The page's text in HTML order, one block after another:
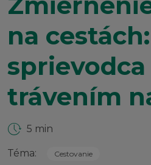
na cestách:
trávením
5 min
Téma: Cestovanie